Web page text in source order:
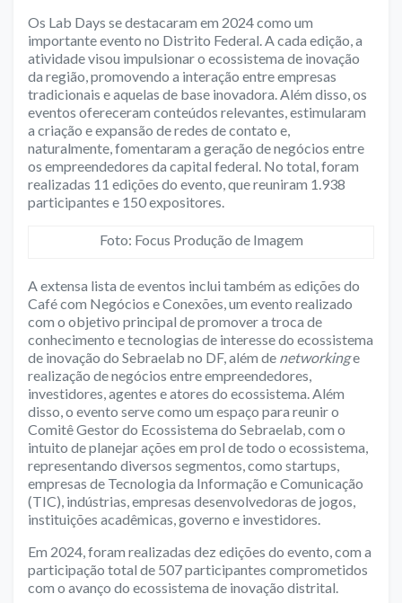
Os Lab Days se destacaram em 2024 como um
importante evento no Distrito Federal. A cada edição, a
atividade visou impulsionar o ecossistema de inovação
da região, promovendo a interação entre empresas
tradicionais e aquelas de base inovadora. Além disso, os
eventos ofereceram conteúdos relevantes, estimularam
a criação e expansão de redes de contato e,
naturalmente, fomentaram a geração de negócios entre
os empreendedores da capital federal. No total, foram
realizadas 11 edições do evento, que reuniram 1.938
participantes e 150 expositores.
Foto: Focus Produção de Imagem
A extensa lista de eventos inclui também as edições do
Café com Negócios e Conexões, um evento realizado
com o objetivo principal de promover a troca de
conhecimento e tecnologias de interesse do ecossistema
de inovação do Sebraelab no DF, além de networkinge
realização de negócios entre empreendedores,
investidores, agentes e atores do ecossistema. Além
disso, o evento serve como um espaço para reunir o
Comitê Gestor do Ecossistema do Sebraelab, com o
intuito de planejar ações em prol de todo o ecossistema,
representando diversos segmentos, como startups,
empresas de Tecnologia da Informação e Comunicação
(TIC), indústrias, empresas desenvolvedoras de jogos,
instituições acadêmicas, governo e investidores.
Em 2024, foram realizadas dez edições do evento, com a
participação total de 507 participantes comprometidos
com o avanço do ecossistema de inovação distrital.